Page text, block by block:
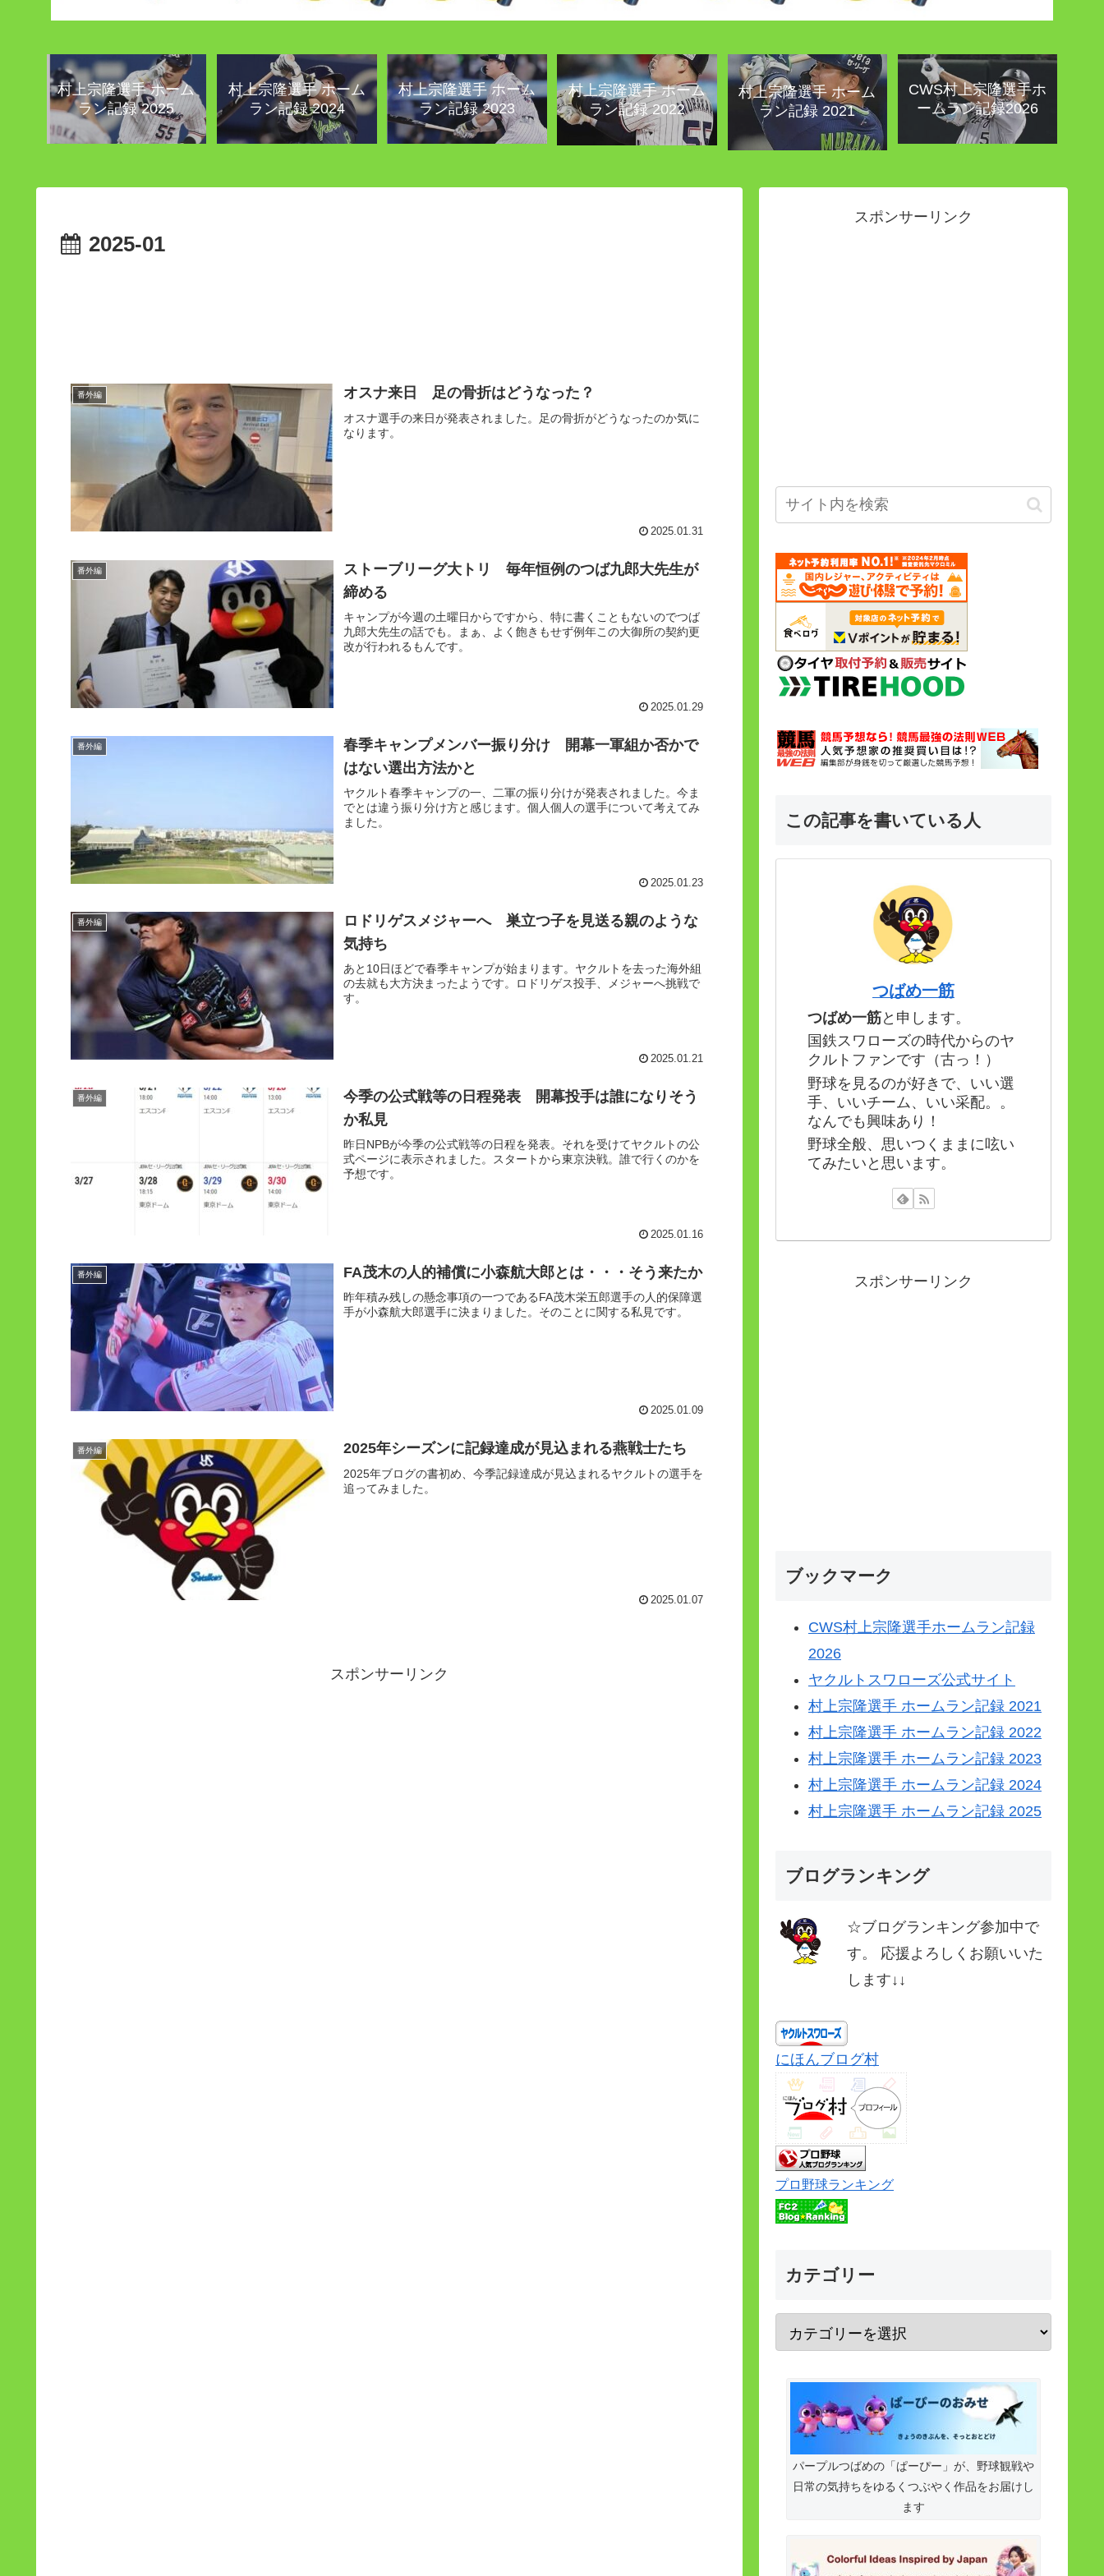
村上宗隆選手 ホーム
ラン記録 2025
村上宗隆選手 ホーム
ラン記録 2024
村上宗隆選手 ホーム
ラン記録 2023
村上宗隆選手 ホーム
ラン記録 2022
村上宗隆選手 ホーム
ラン記録 2021
CWS村上宗隆選手ホ
ームラン記録2026
2025-01
番外編 オスナ来日 足の骨折はどうなった？
オスナ選手の来日が発表されました。足の骨折がどうなったのか気に
なります。
2025.01.31
番外編
ストーブリーグ大トリ 毎年恒例のつば九郎大先生が
締める
キャンプが今週の土曜日からですから、特に書くこともないのでつば
九郎大先生の話でも。まぁ、よく飽きもせず例年この大御所の契約更
改が行われるもんです。
2025.01.29
番外編
春季キャンプメンバー振り分け 開幕一軍組か否かで
はない選出方法かと
ヤクルト春季キャンプの一、二軍の振り分けが発表されました。今ま
でとは違う振り分け方と感じます。個人個人の選手について考えてみ
ました。
2025.01.23
番外編
ロドリゲスメジャーへ 巣立つ子を見送る親のような
気持ち
あと10日ほどで春季キャンプが始まります。ヤクルトを去った海外組
の去就も大方決まったようです。ロドリゲス投手、メジャーへ挑戦で
す。
2025.01.21
番外編
今季の公式戦等の日程発表 開幕投手は誰になりそう
か私見
昨日NPBが今季の公式戦等の日程を発表。それを受けてヤクルトの公
式ページに表示されました。スタートから東京決戦。誰で行くのかを
予想です。
2025.01.16
番外編 FA茂木の人的補償に小森航大郎とは・・・そう来たか
昨年積み残しの懸念事項の一つであるFA茂木栄五郎選手の人的保障選
手が小森航大郎選手に決まりました。そのことに関する私見です。
2025.01.09
番外編 2025年シーズンに記録達成が見込まれる燕戦士たち
2025年ブログの書初め、今季記録達成が見込まれるヤクルトの選手を
追ってみました。
2025.01.07
スポンサーリンク
スポンサーリンク
この記事を書いている人
つばめ一筋
つばめ一筋と申します。
国鉄スワローズの時代からのヤ
クルトファンです（古っ！）
野球を見るのが好きで、いい選
手、いいチーム、いい采配。。
なんでも興味あり！
野球全般、思いつくままに呟い
てみたいと思います。
スポンサーリンク
ブックマーク
CWS村上宗隆選手ホームラン記録
2026
ヤクルトスワローズ公式サイト
村上宗隆選手 ホームラン記録 2021
村上宗隆選手 ホームラン記録 2022
村上宗隆選手 ホームラン記録 2023
村上宗隆選手 ホームラン記録 2024
村上宗隆選手 ホームラン記録 2025
ブログランキング
☆ブログランキング参加中で
す。 応援よろしくお願いいた
します↓↓
にほんブログ村
プロ野球ランキング
カテゴリー
パープルつばめの「ぱーぴー」が、野球観戦や
日常の気持ちをゆるくつぶやく作品をお届けし
ます